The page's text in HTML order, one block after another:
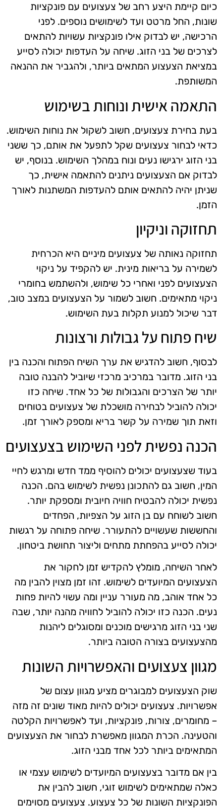
כיום קיימת היצע רחב של צעצועים עם פונקציות
שונות, החל מרטט ועד לשימושים נוספים. לפני
הרכישה, יש לבדוק אילו פונקציות עשויות להתאים
לצרכים של בני הזוג. שיחה על העדפות יכולה לסייע
במציאת הצעצוע המתאים ביותר, ולהגביר את ההנאה
המשותפת.
התאמה אישית ונוחות בשימוש
בעת בחירת צעצועים, חשוב לשקול את נוחות השימוש.
כדאי לבחור צעצועים שקל לתפעל את אותם, כך ששני
בני הזוג ירגישו נעים ונוח במהלך השימוש. בנוסף, יש
לבדוק אם הצעצועים ניתנים להתאמה אישית, כך
שניתן יהיה להתאים אותם להעדפות המשתנות לאורך
הזמן.
תחזוקה וניקיון
תחזוקה נאותה של צעצועים מיניים היא הכרחית
לשמירה על בריאות מינית. יש להקפיד על ניקוי
הצעצועים לפני ואחרי כל שימוש, ולהשתמש בחומרי
ניקוי מתאימים. חשוב לשמור על הצעצועים במצב טוב,
דבר שיכול למנוע תקלות בעת השימוש.
שיח פתוח על גבולות ורצונות
לבסוף, חשוב להדגיש את ערך השיח הפתוח והכנה בין
בני הזוג. מדובר במרכיב מרכזי שיוביל להבנה טובה
יותר של הצרכים והגבולות של כל אחד. שיחה כזו
יכולה להוביל לבחירה מושכלת של צעצועים בטוחים
וזאת תוך שמירה על קשר בריא ומספק לאורך זמן.
הכנה נפשית לפני השימוש בצעצועים
בעוד שצעצועים יכולים להוסיף ממד חדש ומרגש לחיי
המין, חשוב גם להתכונן נפשית לשימוש בהם. הכנה
נפשית יכולה להבטיח חוויה חיובית ומספקת יותר.
חשוב לשוחח עם בן הזוג על הצפיות, הפחדים
והחששות שעשויים להתעורר. שיחה פתוחה על רגשות
יכולה לסייע בהפחתת מתחים וליצור תחושת ביטחון.
לאחר השיחה, מומלץ להקדיש זמן לחקור את
הצעצועים המיועדים לשימוש. זהו זמן מצוין להבין מה
כל אחד אוהב, מה מעורר עניין ומה עשוי להיות פחות
נעים. הכנה כזו יכולה להוביל לחוויה מהנה יותר, שבה
שני בני הזוג מרגישים מוכנים ומסוגלים ליהנות
מהצעצועים בצורה הטובה ביותר.
מגוון צעצועים והאפשרויות השונות
שוק הצעצועים למבוגרים מציע מגוון עצום של
אפשרויות. צעצועים יכולים להיות מאוד שונים זה מזה
– מחומרים, צורות, פונקציות, ועד לאפשרויות הקלטה
והטעינה. הכרת המגוון מאפשרת לבחור את הצעצועים
המתאימים ביותר לכל אחד מבני הזוג.
בין אם מדובר בצעצועים המיועדים לשימוש עצמי או
כאלה שמתאימים לשימוש זוגי, חשוב להבין את
הפונקציות השונות של כל צעצוע. צעצועים מסוימים